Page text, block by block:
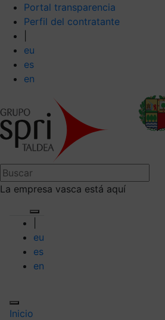
Portal transparencia
Perfil del contratante
eu
es
en
La empresa vasca está aquí
eu
es
en
Inicio